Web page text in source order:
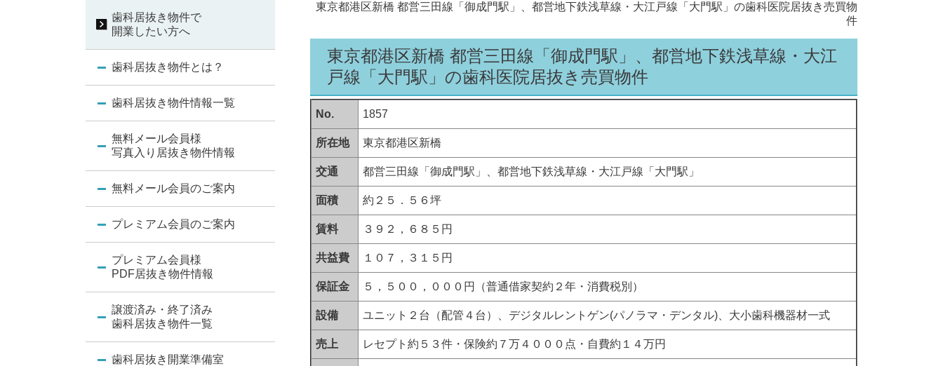
東京都港区新橋 都営三田線「御成門駅」、都営地下鉄浅草線・大江戸線「大門駅」の歯科医院居抜き売買物
件
東京都港区新橋 都営三田線「御成門駅」、都営地下鉄浅草線・大江
戸線「大門駅」の歯科医院居抜き売買物件
No. 1857
所在地 東京都港区新橋
交通 都営三田線「御成門駅」、都営地下鉄浅草線・大江戸線「大門駅」
面積 約２５．５６坪
賃料 ３９２，６８５円
共益費 １０７，３１５円
保証金 ５，５００，０００円（普通借家契約２年・消費税別）
設備 ユニット２台（配管４台）、デジタルレントゲン(パノラマ・デンタル)、大小歯科機器材一式
売上 レセプト約５３件・保険約７万４０００点・自費約１４万円
歯科居抜き物件で
開業したい方へ
歯科居抜き物件とは？
歯科居抜き物件情報一覧
無料メール会員様
写真入り居抜き物件情報
無料メール会員のご案内
プレミアム会員のご案内
プレミアム会員様
PDF居抜き物件情報
譲渡済み・終了済み
歯科居抜き物件一覧
歯科居抜き開業準備室